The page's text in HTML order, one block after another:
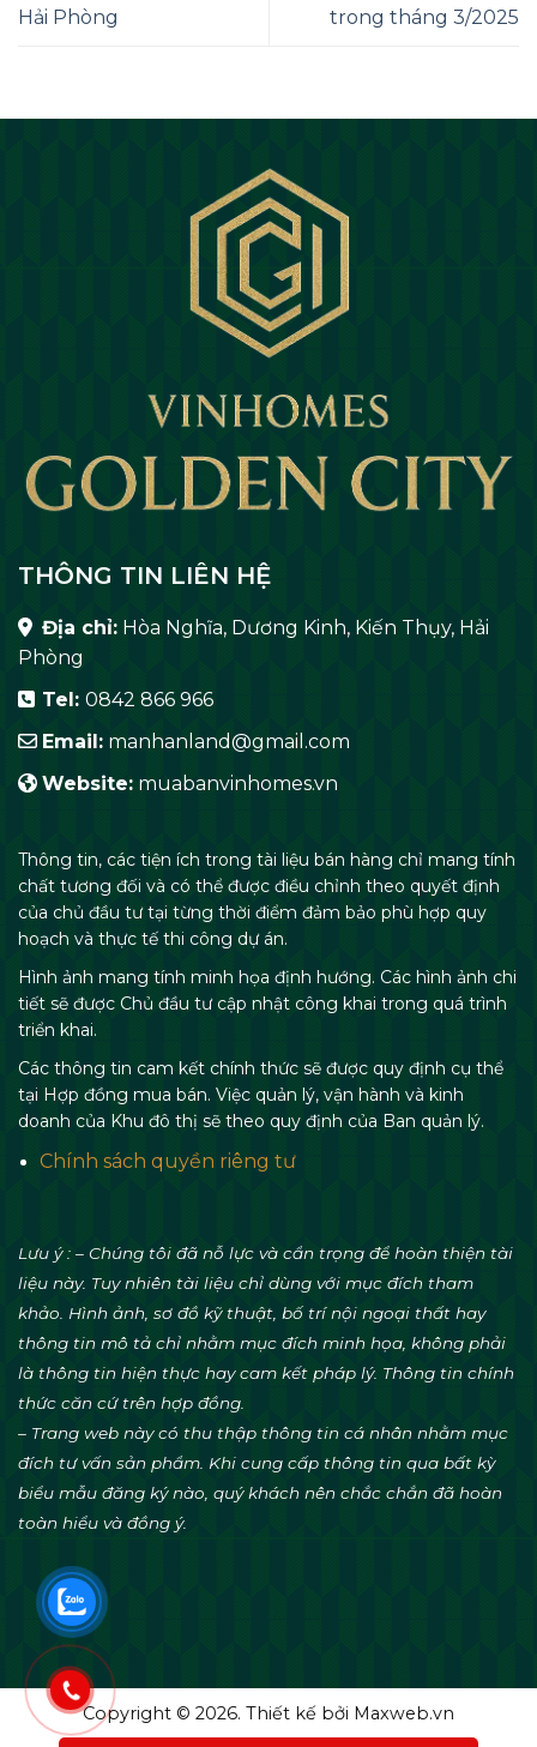
Hải Phòng
trong tháng 3/2025
THÔNG TIN LIÊN HỆ
Địa chỉ: Hòa Nghĩa, Dương Kinh, Kiến Thụy, Hải
Phòng
Tel: 0842 866 966
Email: manhanland@gmail.com
Website: muabanvinhomes.vn
Thông tin, các tiện ích trong tài liệu bán hàng chỉ mang tính
chất tương đối và có thể được điều chỉnh theo quyết định
của chủ đầu tư tại từng thời điểm đảm bảo phù hợp quy
hoạch và thực tế thi công dự án.
Hình ảnh mang tính minh họa định hướng. Các hình ảnh chi
tiết sẽ được Chủ đầu tư cập nhật công khai trong quá trình
triển khai.
Các thông tin cam kết chính thức sẽ được quy định cụ thể
tại Hợp đồng mua bán. Việc quản lý, vận hành và kinh
doanh của Khu đô thị sẽ theo quy định của Ban quản lý.
Chính sách quyền riêng tư
Lưu ý : – Chúng tôi đã nỗ lực và cẩn trọng để hoàn thiện tài
liệu này. Tuy nhiên tài liệu chỉ dùng với mục đích tham
khảo. Hình ảnh, sơ đồ kỹ thuật, bố trí nội ngoại thất hay
thông tin mô tả chỉ nhằm mục đích minh họa, không phải
là thông tin hiện thực hay cam kết pháp lý. Thông tin chính
thức căn cứ trên hợp đồng.
– Trang web này có thu thập thông tin cá nhân nhằm mục
đích tư vấn sản phẩm. Khi cung cấp thông tin qua bất kỳ
biểu mẫu đăng ký nào, quý khách nên chắc chắn đã hoàn
toàn hiểu và đồng ý.
Copyright © 2026. Thiết kế bởi Maxweb.vn